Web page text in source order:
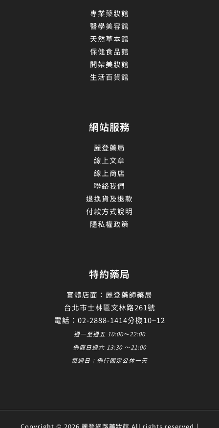
專業藥妝館
醫學美容館
天然草本館
保健食品館
開架美妝館
生活百貨館
網站服務
麗登藥局
線上文章
線上商店
聯絡我們
退換貨及退款
付款方式說明
隱私權政策
特約藥局
實體店面：麗登藥師藥局
台北市士林區文林路261號
電話：02-2888-1414分機10~12
週一至週五 10:00～22:00
例假日週六 13:30 ～21:00
每週日：例行固定公休一天